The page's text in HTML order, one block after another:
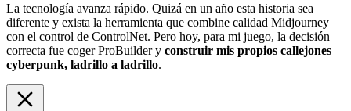
La tecnología avanza rápido. Quizá en un año esta historia sea
diferente y exista la herramienta que combine calidad Midjourney
con el control de ControlNet. Pero hoy, para mi juego, la decisión
correcta fue coger ProBuilder y construir mis propios callejones
cyberpunk, ladrillo a ladrillo.